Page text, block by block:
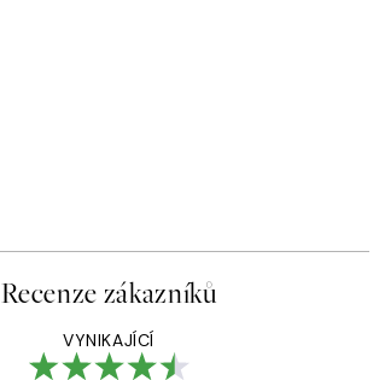
Recenze zákazníků
VYNIKAJÍCÍ